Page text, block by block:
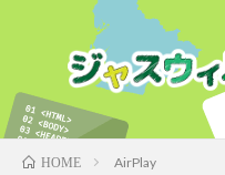
HOME AirPlay